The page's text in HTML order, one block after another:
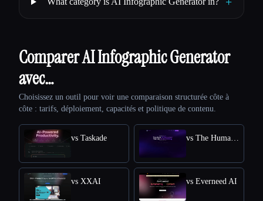
Comparer AI Infographic Generator
avec…
Choisissez un outil pour voir une comparaison structurée côte à
côte : tarifs, déploiement, capacités et politique de contenu.
vs Taskade vs The Humanize Ai Pro
vs XXAI vs Everneed AI